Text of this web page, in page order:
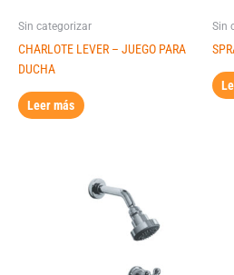
Sin categorizar
CHARLOTE LEVER – JUEGO PARA
DUCHA
Leer más
Sin